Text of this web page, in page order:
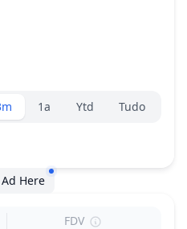
1a Ytd Tudo
Here
FDV